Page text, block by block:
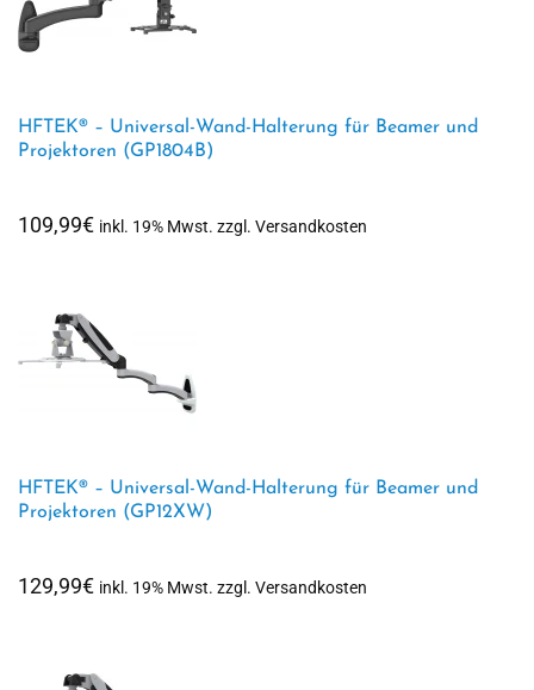
HFTEK® – Universal-Wand-Halterung für Beamer und
Projektoren (GP1804B)
109,99€ inkl. 19% Mwst. zzgl. Versandkosten
HFTEK® – Universal-Wand-Halterung für Beamer und
Projektoren (GP12XW)
129,99€ inkl. 19% Mwst. zzgl. Versandkosten